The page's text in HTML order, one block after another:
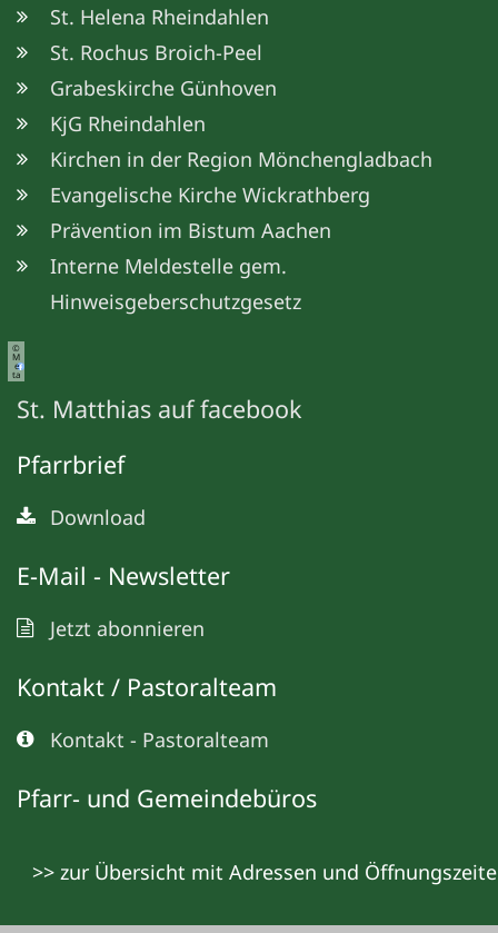
St. Helena Rheindahlen
St. Rochus Broich-Peel
Grabeskirche Günhoven
KjG Rheindahlen
Kirchen in der Region Mönchengladbach
Evangelische Kirche Wickrathberg
Prävention im Bistum Aachen
Interne Meldestelle gem.
Hinweisgeberschutzgesetz
©
M
e
ta
St. Matthias auf facebook
Pfarrbrief
Download
E-Mail - Newsletter
Jetzt abonnieren
Kontakt / Pastoralteam
Kontakt - Pastoralteam
Pfarr- und Gemeindebüros
>> zur Übersicht mit Adressen und